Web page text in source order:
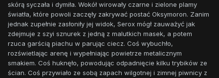
skórą syczała i dymiła. Wokół wirowały czarne i zielone plamy
światła, które powoli zaczęły zakrywać postać Oksymoron. Zanim
jednak zupełnie zasłoniły jej widok, Serox mógł zauważyć jak
zdejmuje z szyi sznurek z jedną z malutkich masek, a potem
rzuca garścią piachu w parując ciecz. Coś wybuchło,
rozświetlając arenę i wypełniając powietrze metalicznym
smakiem. Coś huknęło, powodując odpadnięcie kilku trybików ze
ścian. Coś przywiało ze sobą zapach wilgotnej i zimnej piwnicy z